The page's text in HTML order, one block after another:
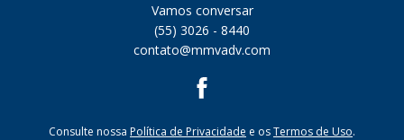
Vamos conversar
(55) 3026 - 8440
contato@mmvadv.com
Consulte nossa Política de Privacidade e osTermos de Uso.